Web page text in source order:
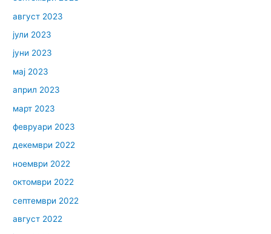
август 2023
јули 2023
јуни 2023
мај 2023
април 2023
март 2023
февруари 2023
декември 2022
ноември 2022
октомври 2022
септември 2022
август 2022